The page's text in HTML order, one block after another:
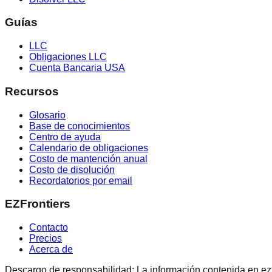
Guías
LLC
Obligaciones LLC
Cuenta Bancaria USA
Recursos
Glosario
Base de conocimientos
Centro de ayuda
Calendario de obligaciones
Costo de mantención anual
Costo de disolución
Recordatorios por email
EZFrontiers
Contacto
Precios
Acerca de
Descargo de responsabilidad: La información contenida en